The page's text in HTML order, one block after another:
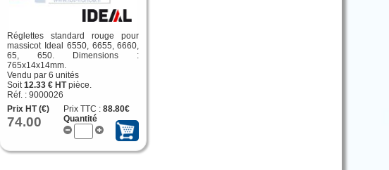
Réglettes standard rouge pour
massicot Ideal 6550, 6655, 6660,
65, 650. Dimensions :
765x14x14mm.
Vendu par 6 unités
Soit12.33 € HTpièce.
Réf. : 9000026
Prix HT (€)
74.00
Prix TTC :88.80€
Quantité